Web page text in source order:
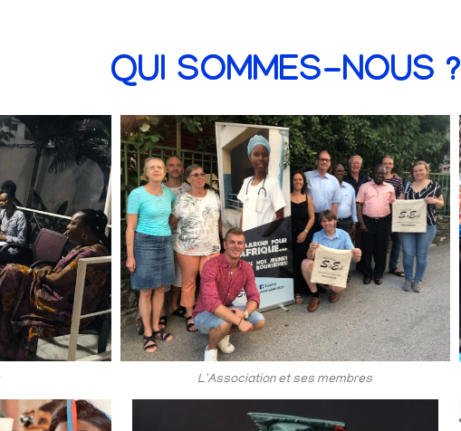
QUI SOMMES-NOUS ?
L'Association et ses membres